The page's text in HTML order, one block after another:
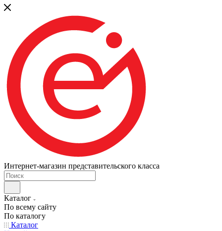
Интернет-магазин представительского класса
Каталог
По всему сайту
По каталогу
Каталог